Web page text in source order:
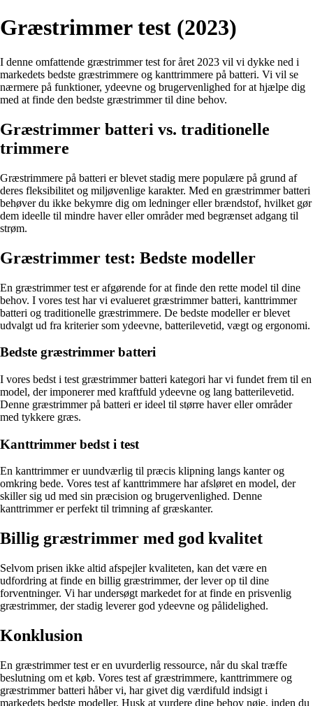
Græstrimmer test (2023)
I denne omfattende græstrimmer test for året 2023 vil vi dykke ned i
markedets bedste græstrimmere og kanttrimmere på batteri. Vi vil se
nærmere på funktioner, ydeevne og brugervenlighed for at hjælpe dig
med at finde den bedste græstrimmer til dine behov.
Græstrimmer batteri vs. traditionelle
trimmere
Græstrimmere på batteri er blevet stadig mere populære på grund af
deres fleksibilitet og miljøvenlige karakter. Med en græstrimmer batteri
behøver du ikke bekymre dig om ledninger eller brændstof, hvilket gør
dem ideelle til mindre haver eller områder med begrænset adgang til
strøm.
Græstrimmer test: Bedste modeller
En græstrimmer test er afgørende for at finde den rette model til dine
behov. I vores test har vi evalueret græstrimmer batteri, kanttrimmer
batteri og traditionelle græstrimmere. De bedste modeller er blevet
udvalgt ud fra kriterier som ydeevne, batterilevetid, vægt og ergonomi.
Bedste græstrimmer batteri
I vores bedst i test græstrimmer batteri kategori har vi fundet frem til en
model, der imponerer med kraftfuld ydeevne og lang batterilevetid.
Denne græstrimmer på batteri er ideel til større haver eller områder
med tykkere græs.
Kanttrimmer bedst i test
En kanttrimmer er uundværlig til præcis klipning langs kanter og
omkring bede. Vores test af kanttrimmere har afsløret en model, der
skiller sig ud med sin præcision og brugervenlighed. Denne
kanttrimmer er perfekt til trimning af græskanter.
Billig græstrimmer med god kvalitet
Selvom prisen ikke altid afspejler kvaliteten, kan det være en
udfordring at finde en billig græstrimmer, der lever op til dine
forventninger. Vi har undersøgt markedet for at finde en prisvenlig
græstrimmer, der stadig leverer god ydeevne og pålidelighed.
Konklusion
En græstrimmer test er en uvurderlig ressource, når du skal træffe
beslutning om et køb. Vores test af græstrimmere, kanttrimmere og
græstrimmer batteri håber vi, har givet dig værdifuld indsigt i
markedets bedste modeller. Husk at vurdere dine behov nøje, inden du